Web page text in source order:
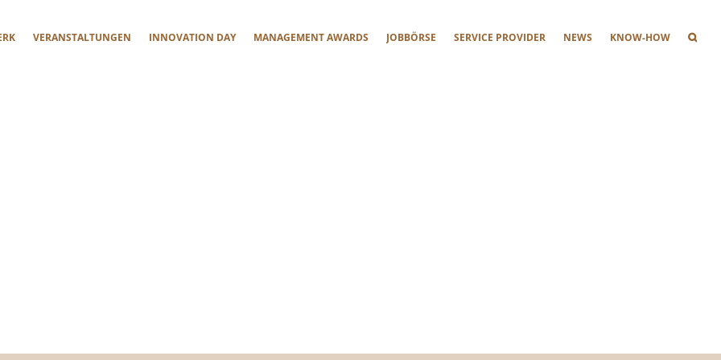
VERANSTALTUNGEN INNOVATION DAY MANAGEMENT AWARDS JOBBÖRSE SERVICE PROVIDER NEWS KNOW-HOW